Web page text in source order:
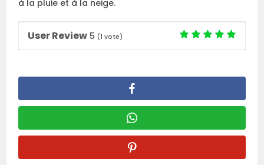
à la pluie et à la neige.
User Review 5 (1 vote)